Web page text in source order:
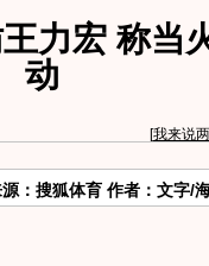
力宏 称当
动
[我来说
：搜狐体育 作者：文字/